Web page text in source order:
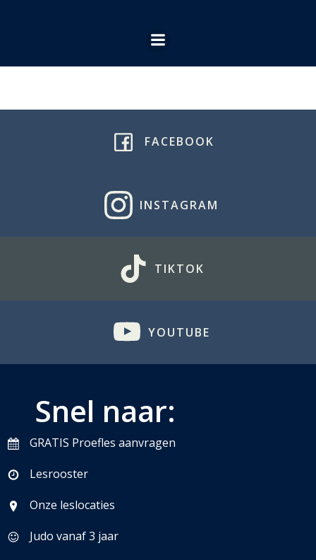
de
FACEBOOK
INSTAGRAM
TIKTOK
YOUTUBE
Snel naar:
GRATIS Proefles aanvragen
Lesrooster
Onze leslocaties
Judo vanaf 3 jaar